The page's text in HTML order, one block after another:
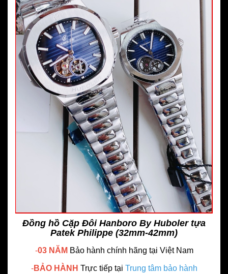
Đồng hồ Cặp Đôi Hanboro By Huboler tựa
Patek Philippe (32mm-42mm)
-03 NĂM Bảo hành chính hãng tại Việt Nam
-BẢO HÀNH Trực tiếp tại Trung tâm bảo hành